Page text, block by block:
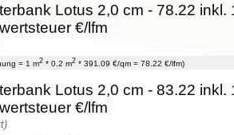
Lotus 2,0 cm - 78.22 inkl.
€/lfm
= 1 m2 * 0.2 m2 * 391.09 €/qm = 78.22 €/lfm)
Lotus 2,0 cm - 83.22 inkl.
€/lfm